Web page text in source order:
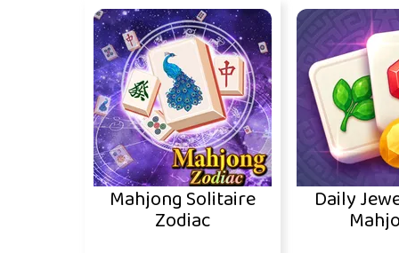
Mahjong Solitaire
Zodiac
Daily